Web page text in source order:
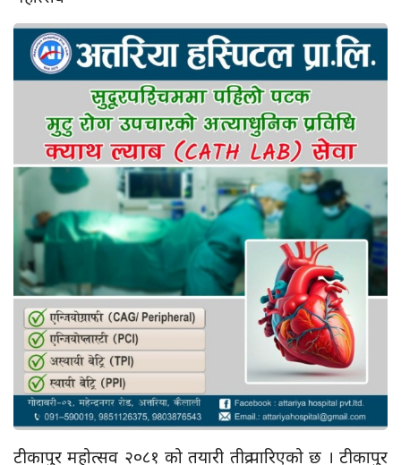
टीकापुर महोत्सव २०८१ को तयारी तीव्र पारिएको छ । टीकापुर